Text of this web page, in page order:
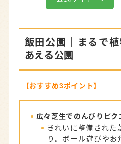
飯田公園
｜まるで
あえる公園
【おすすめ3ポイント】
広々芝生でのんびりピク
きれいに整備された
り。ボール遊びやお